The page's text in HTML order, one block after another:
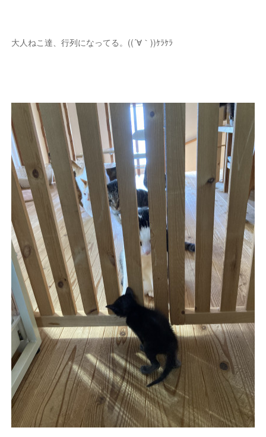
大人ねこ達、行列になってる。((´∀｀))ｹﾗｹﾗ